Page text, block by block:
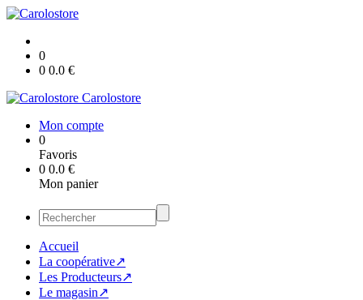
0
0 0.0 €
Carolostore
Mon compte
0
Favoris
0 0.0 €
Mon panier
Accueil
La coopérative↗
Les Producteurs↗
Le magasin↗